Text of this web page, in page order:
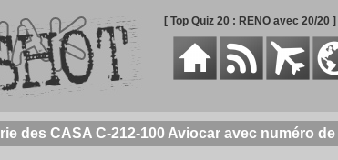
[ Top Quiz 20 : RENO avec 20/20 ]
des CASA C-212-100 Aviocar avec numéro